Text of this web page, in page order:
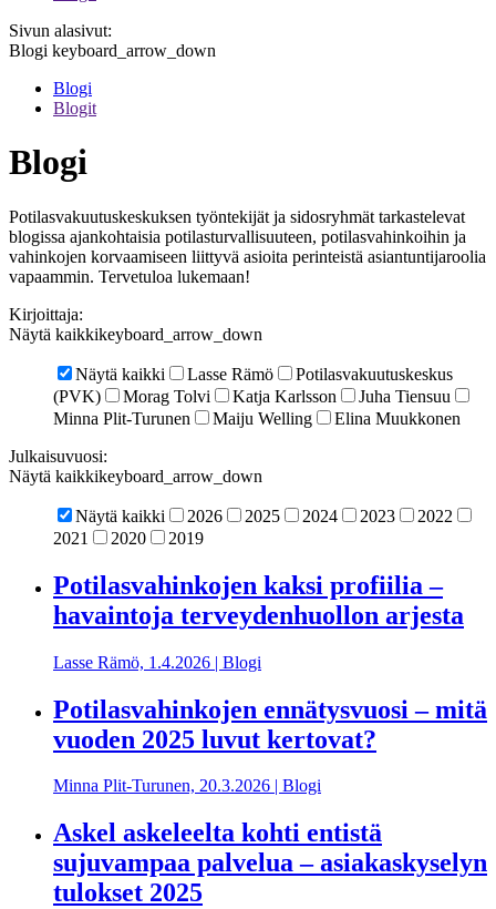
Sivun alasivut:
Blogi keyboard_arrow_down
Blogi
Blogit
Blogi
Potilasvakuutuskeskuksen työntekijät ja sidosryhmät tarkastelevat
blogissa ajankohtaisia potilasturvallisuuteen, potilasvahinkoihin ja
vahinkojen korvaamiseen liittyvä asioita perinteistä asiantuntijaroolia
vapaammin. Tervetuloa lukemaan!
Kirjoittaja:
Näytä kaikkikeyboard_arrow_down
Näytä kaikki Lasse Rämö
Potilasvakuutuskeskus
(PVK)
Morag Tolvi Katja Karlsson
Juha Tiensuu
Minna Plit-Turunen
Maiju Welling
Elina Muukkonen
Julkaisuvuosi:
Näytä kaikkikeyboard_arrow_down
Näytä kaikki 2026 2025 2024 2023
2022
2021
2020 2019
Potilasvahinkojen kaksi profiilia –
havaintoja terveydenhuollon arjesta
Lasse Rämö, 1.4.2026 | Blogi
Potilasvahinkojen ennätysvuosi – mitä
vuoden 2025 luvut kertovat?
Minna Plit-Turunen, 20.3.2026 | Blogi
Askel askeleelta kohti entistä
sujuvampaa palvelua – asiakaskyselyn
tulokset 2025